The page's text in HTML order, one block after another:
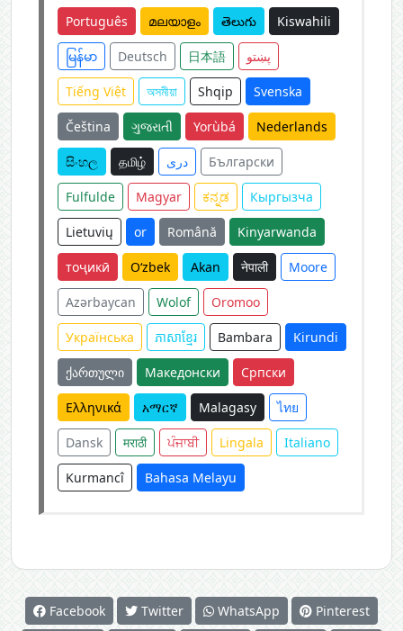
Português മലയാളം తెలుగు Kiswahili
မြန်မာ Deutsch 日本語 پښتو
Tiếng Việt অসমীয়া Shqip Svenska
Čeština ગુજરાતી Yorùbá Nederlands
සිංහල தமிழ் دری Български
Fulfulde Magyar ಕನ್ನಡ Кыргызча
Lietuvių or Română Kinyarwanda
тоҷикӣ O‘zbek Akan नेपाली Moore
Azərbaycan Wolof Oromoo
Українська ភាសាខ្មែរ Bambara Kirundi
ქართული Македонски Српски
Ελληνικά አማርኛ Malagasy ไทย
Dansk मराठी ਪੰਜਾਬੀ Lingala Italiano
Kurmancî Bahasa Melayu
Facebook Twitter WhatsApp
Pinterest